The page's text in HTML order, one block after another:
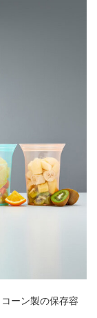
ーン製の保存容